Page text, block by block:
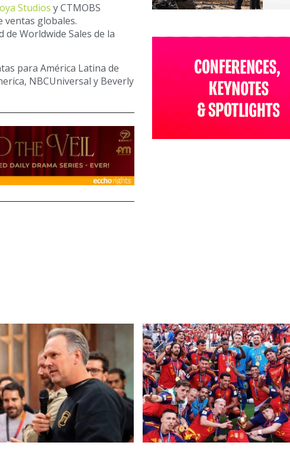
Studios yCTMOBS
ventas globales.
de Worldwide Sales de la
para América Latina de
NBCUniversal y Beverly